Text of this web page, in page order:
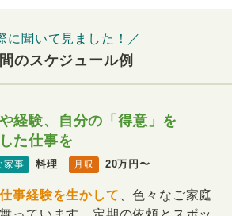
に聞いて見ました！／
のスケジュール例
経験、自分の「得意」を
た仕事を
家事 料理 月収 20万円〜
事経験を生かして 、色々なご家庭